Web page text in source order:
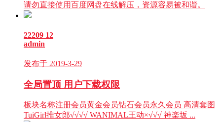
请勿直接使用百度网盘在线解压，资源容易被和谐。
22209 12
admin
发布于 2019-3-29
全局置顶 用户下载权限
板块名称注册会员黄金会员钻石会员永久会员 高清套图
TuiGirl推女郎√√√√ WANIMAL王动×√√√ 神楽坂 ...